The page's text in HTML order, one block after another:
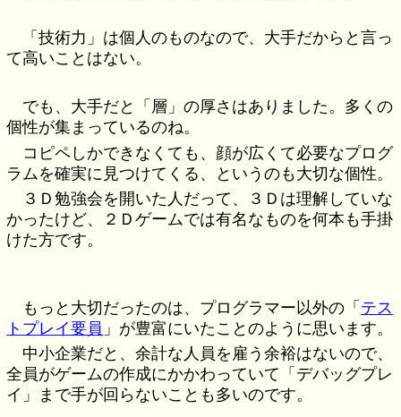
「技術力」は個人のものなので、大手だからと言っ
て高いことはない。
でも、大手だと「層」の厚さはありました。多くの
個性が集まっているのね。
コピペしかできなくても、顔が広くて必要なプログ
ラムを確実に見つけてくる、というのも大切な個性。
３Ｄ勉強会を開いた人だって、３Ｄは理解していな
かったけど、２Ｄゲームでは有名なものを何本も手掛
けた方です。
もっと大切だったのは、プログラマー以外の「 テス
トプレイ要員 」が豊富にいたことのように思います。
中小企業だと、余計な人員を雇う余裕はないので、
全員がゲームの作成にかかわっていて「デバッグプレ
イ」まで手が回らないことも多いのです。